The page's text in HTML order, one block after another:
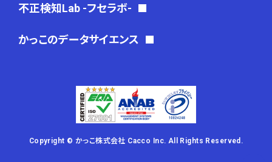
不正検知Lab -フセラボ-
かっこのデータサイエンス
Copyright © かっこ株式会社 Cacco Inc. All Rights Reserved.